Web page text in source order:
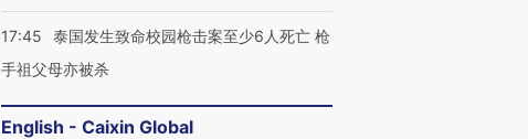
17:45
泰国发生致命校园枪击案至少6人死亡 枪
手祖父母亦被杀
English - Caixin Global